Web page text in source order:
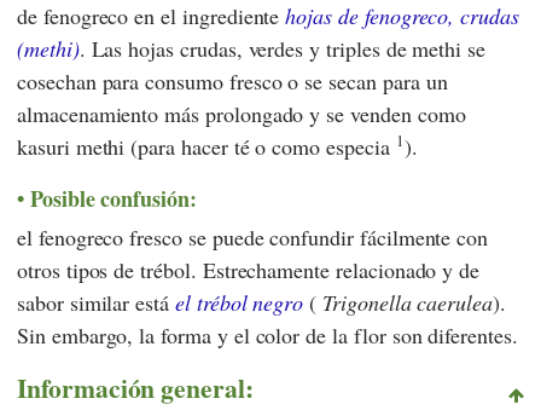
de fenogreco en el ingredientehojas de fenogreco, crudas
(methi). Las hojas crudas, verdes y triples de methi se
cosechan para consumo fresco o se secan para un
almacenamiento más prolongado y se venden como
kasuri methi (para hacer té o como especia 1).
Posible confusión:
el fenogreco fresco se puede confundir fácilmente con
otros tipos de trébol. Estrechamente relacionado y de
sabor similar está el trébol negro ( Trigonella caerulea).
Sin embargo, la forma y el color de la flor son diferentes.
Información general: